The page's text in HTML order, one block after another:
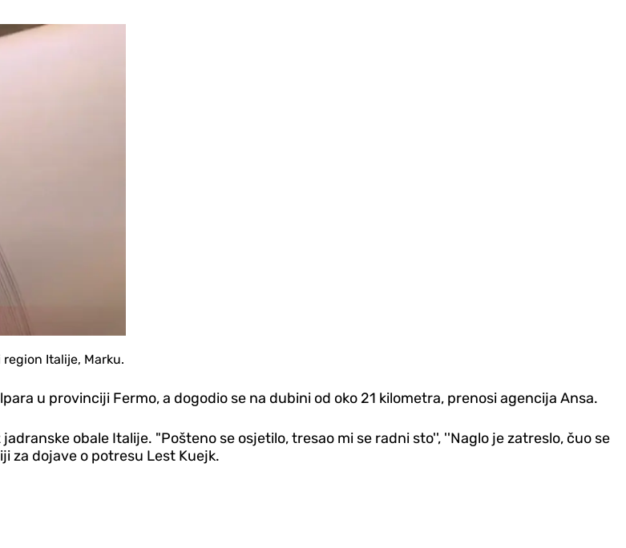
Italije, Marku.
u provinciji Fermo, a dogodio se na dubini od oko 21 kilometra, prenosi agencija Ansa.
obale Italije. "Pošteno se osjetilo, tresao mi se radni sto'', ''Naglo je zatreslo, čuo se
za dojave o potresu Lest Kuejk.